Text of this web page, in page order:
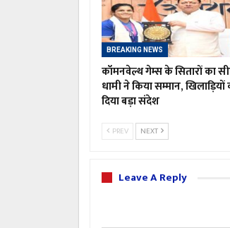
BREAKING NEWS
कॉमनवेल्थ गेम्स के सितारों का
धामी ने किया सम्मान, खिलाड़ियों
दिया बड़ा संदेश
PREV NEXT
Leave A Reply